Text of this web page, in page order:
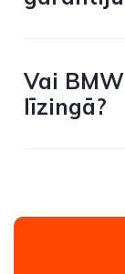
Vai
līzingā?